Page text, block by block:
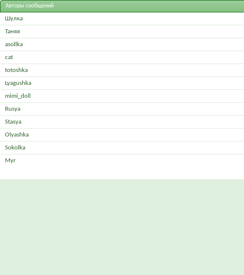
Авторы сообщений
Шулка
Таняя
asollka
cat
totoshka
Lyagushka
mimi_doll
Rusya
Stasya
Olyashka
Sokolka
Myr